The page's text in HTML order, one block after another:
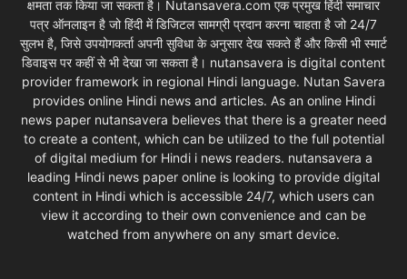
क्षमता तक किया जा सकता है। Nutansavera.com एक प्रमुख हिंदी समाचार
पत्र ऑनलाइन है जो हिंदी में डिजिटल सामग्री प्रदान करना चाहता है जो 24/7
सुलभ है, जिसे उपयोगकर्ता अपनी सुविधा के अनुसार देख सकते हैं और किसी भी स्मार्ट
डिवाइस पर कहीं से भी देखा जा सकता है। nutansavera is digital content
provider framework in regional Hindi language. Nutan Savera
provides online Hindi news and articles. As an online Hindi
news paper nutansavera believes that there is a greater need
to create a content, which can be utilized to the full potential
of digital medium for Hindi i news readers. nutansavera a
leading Hindi news paper online is looking to provide digital
content in Hindi which is accessible 24/7, which users can
view it according to their own convenience and can be
watched from anywhere on any smart device.